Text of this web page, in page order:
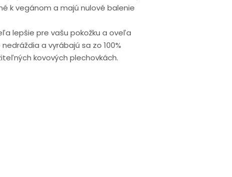
k vegánom a majú nulové balenie
lepšie pre vašu pokožku a oveľa
a vyrábajú sa zo 100%
kovových plechovkách.